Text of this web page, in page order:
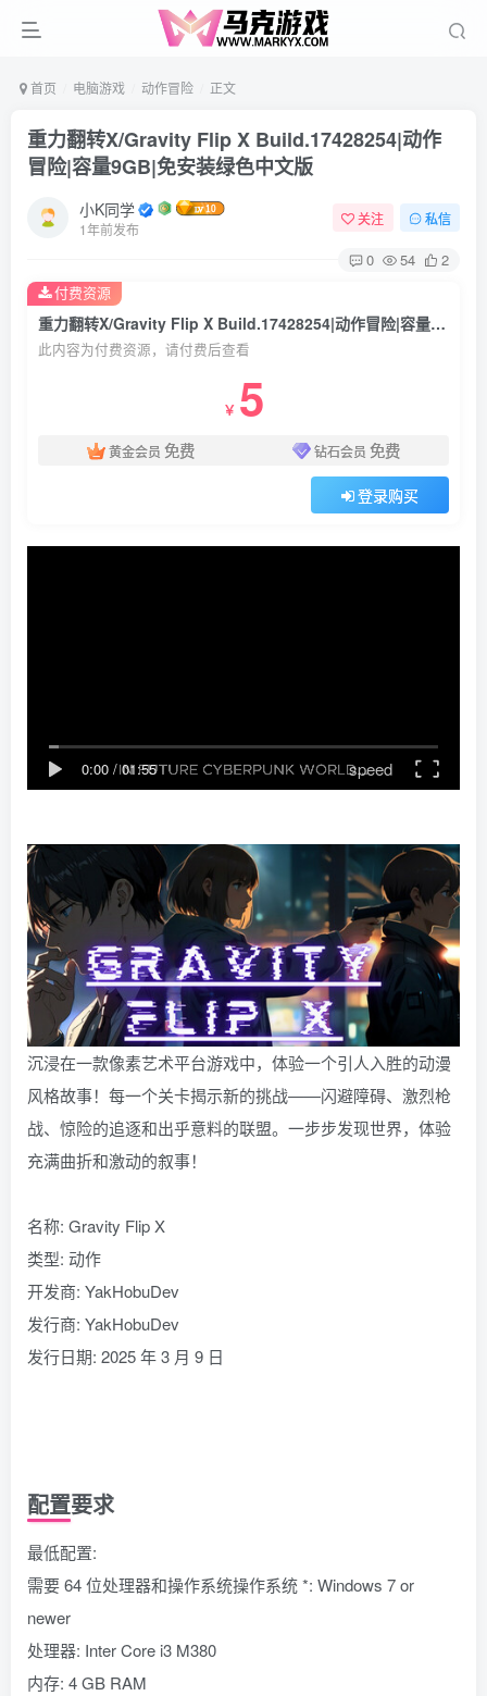
首页 电脑游戏 动作冒险 正文
重力翻转X/Gravity Flip X Build.17428254|动作
冒险|容量9GB|免安装绿色中文版
小K同学
1年前发布
关注 私信
0 54 2
重力翻转X/Gravity Flip X Build.17428254|动作冒险|容量9GB|免安装绿色中文版
此内容为付费资源，请付费后查看
￥ 5
黄金会员 免费 钻石会员 免费
登录购买
付费资源
0:00 /01:55 speed
沉浸在一款像素艺术平台游戏中，体验一个引人入胜的动漫
风格故事！每一个关卡揭示新的挑战——闪避障碍、激烈枪
战、惊险的追逐和出乎意料的联盟。一步步发现世界，体验
充满曲折和激动的叙事！
名称: Gravity Flip X
类型: 动作
开发商: YakHobuDev
发行商: YakHobuDev
发行日期: 2025 年 3 月 9 日
配置要求
最低配置:
需要 64 位处理器和操作系统操作系统 *: Windows 7 or
newer
处理器: Inter Core i3 M380
内存: 4 GB RAM